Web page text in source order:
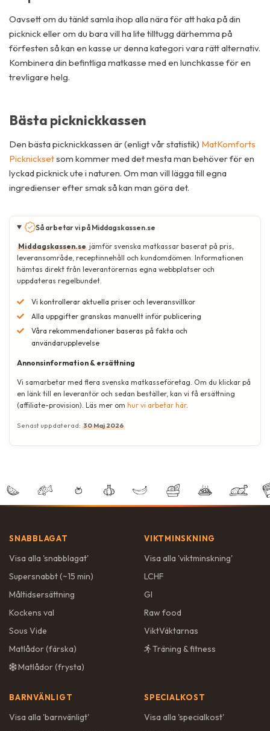
Oavsett om du tänkt samla ihop alla nära för att haka på din
picknick eller om du bara vill ha lite tilltugg därhemma på
förfesten så kan en kasse ur denna kategori vara rätt alternativ.
Kombinera din befintliga matkasse med en lunchkasse för en
trevligare helg.
Bästa picknickkassen
Den bästa picknickkassen är (enligt vår statistik) MatKomforts
Picknicksetsom kommer med det mesta man behöver för en
lyckad picknick ute i naturen. Om man vill lägga till egna
ingredienser efter smak så kan man göra det.
Så arbetar vi på Middagskassen.se
Middagskassen.se jämför svenska matkassar baserat på pris,
leveransområde, receptinnehåll och kundomdömen. Informationen
hämtas direkt från leverantörernas egna webbplatser och
uppdateras regelbundet.
Vi kontrollerar aktuella priser och leveransvillkor
Alla uppgifter granskas manuellt inför publicering
Våra rekommendationer baseras på fakta och
användarupplevelse
Annonsinformation & ersättning
Vi samarbetar med flera svenska matkasseföretag. Om du klickar på
en länk till en leverantör och sedan beställer, kan vi få ersättning
(affiliate-provision). Läs mer om hur vi arbetar här.
Senast uppdaterad: 30 Maj 2026
SNABBLAGAT
Visa alla 'snabblagat'
Supersnabbt (~15 min)
Måltidsersättning
Kockens val
Sous Vide
Matlådor (färska)
Matlådor (frysta)
VIKTMINSKNING
Visa alla 'viktminskning'
LCHF
GI
Raw food
ViktVäktarnas
Träning & fitness
BARNVÄNLIGT
Visa alla 'barnvänligt'
SPECIALKOST
Visa alla 'specialkost'